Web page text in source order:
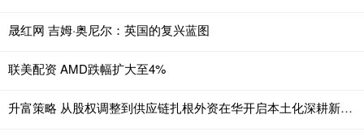
晟红网 吉姆·奥尼尔：英国的复兴蓝图
联美配资 AMD跌幅扩大至4%
升富策略 从股权调整到供应链扎根外资在华开启本土化深耕新阶段